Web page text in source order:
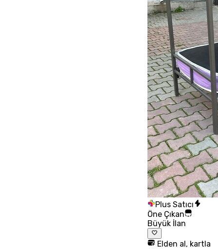
Plus Satıcı
Öne Çıkan
Büyük İlan
Elden al, kartla